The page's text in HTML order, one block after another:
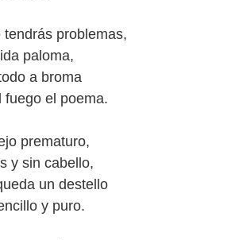
tendrás problemas,
paloma,
a broma
fuego el poema.
prematuro,
y sin cabello,
un destello
y puro.